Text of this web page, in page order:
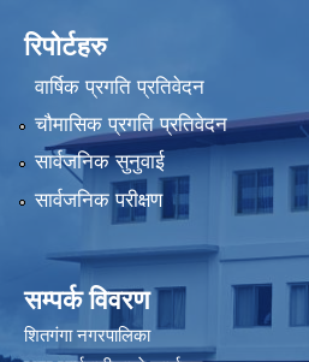
रिपोर्टहरु
वार्षिक प्रगति प्रतिवेदन
चौमासिक प्रगति प्रतिवेदन
सार्वजनिक सुनुवाई
सार्वजनिक परीक्षण
सम्पर्क विवरण
शितगंगा नगरपालिका